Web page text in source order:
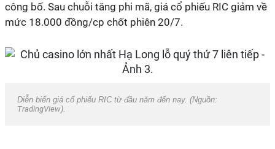
công bố. Sau chuỗi tăng phi mã, giá cổ phiếu RIC giảm về
mức 18.000 đồng/cp chốt phiên 20/7.
Diễn biến giá cổ phiếu RIC từ đầu năm đến nay. (Nguồn:
TradingView).